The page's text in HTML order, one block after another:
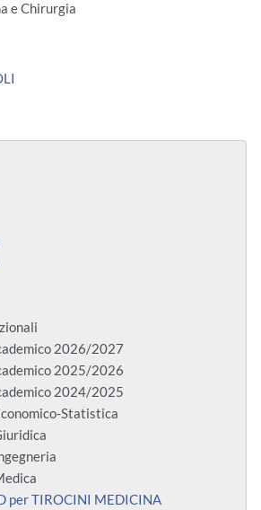
e Chirurgia
2026/2027
2025/2026
2024/2025
Statistica
per TIROCINI MEDICINA